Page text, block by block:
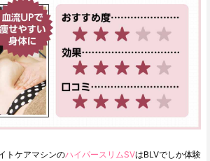
トケアマシンのハイパースリムSVはBLVでしか体験